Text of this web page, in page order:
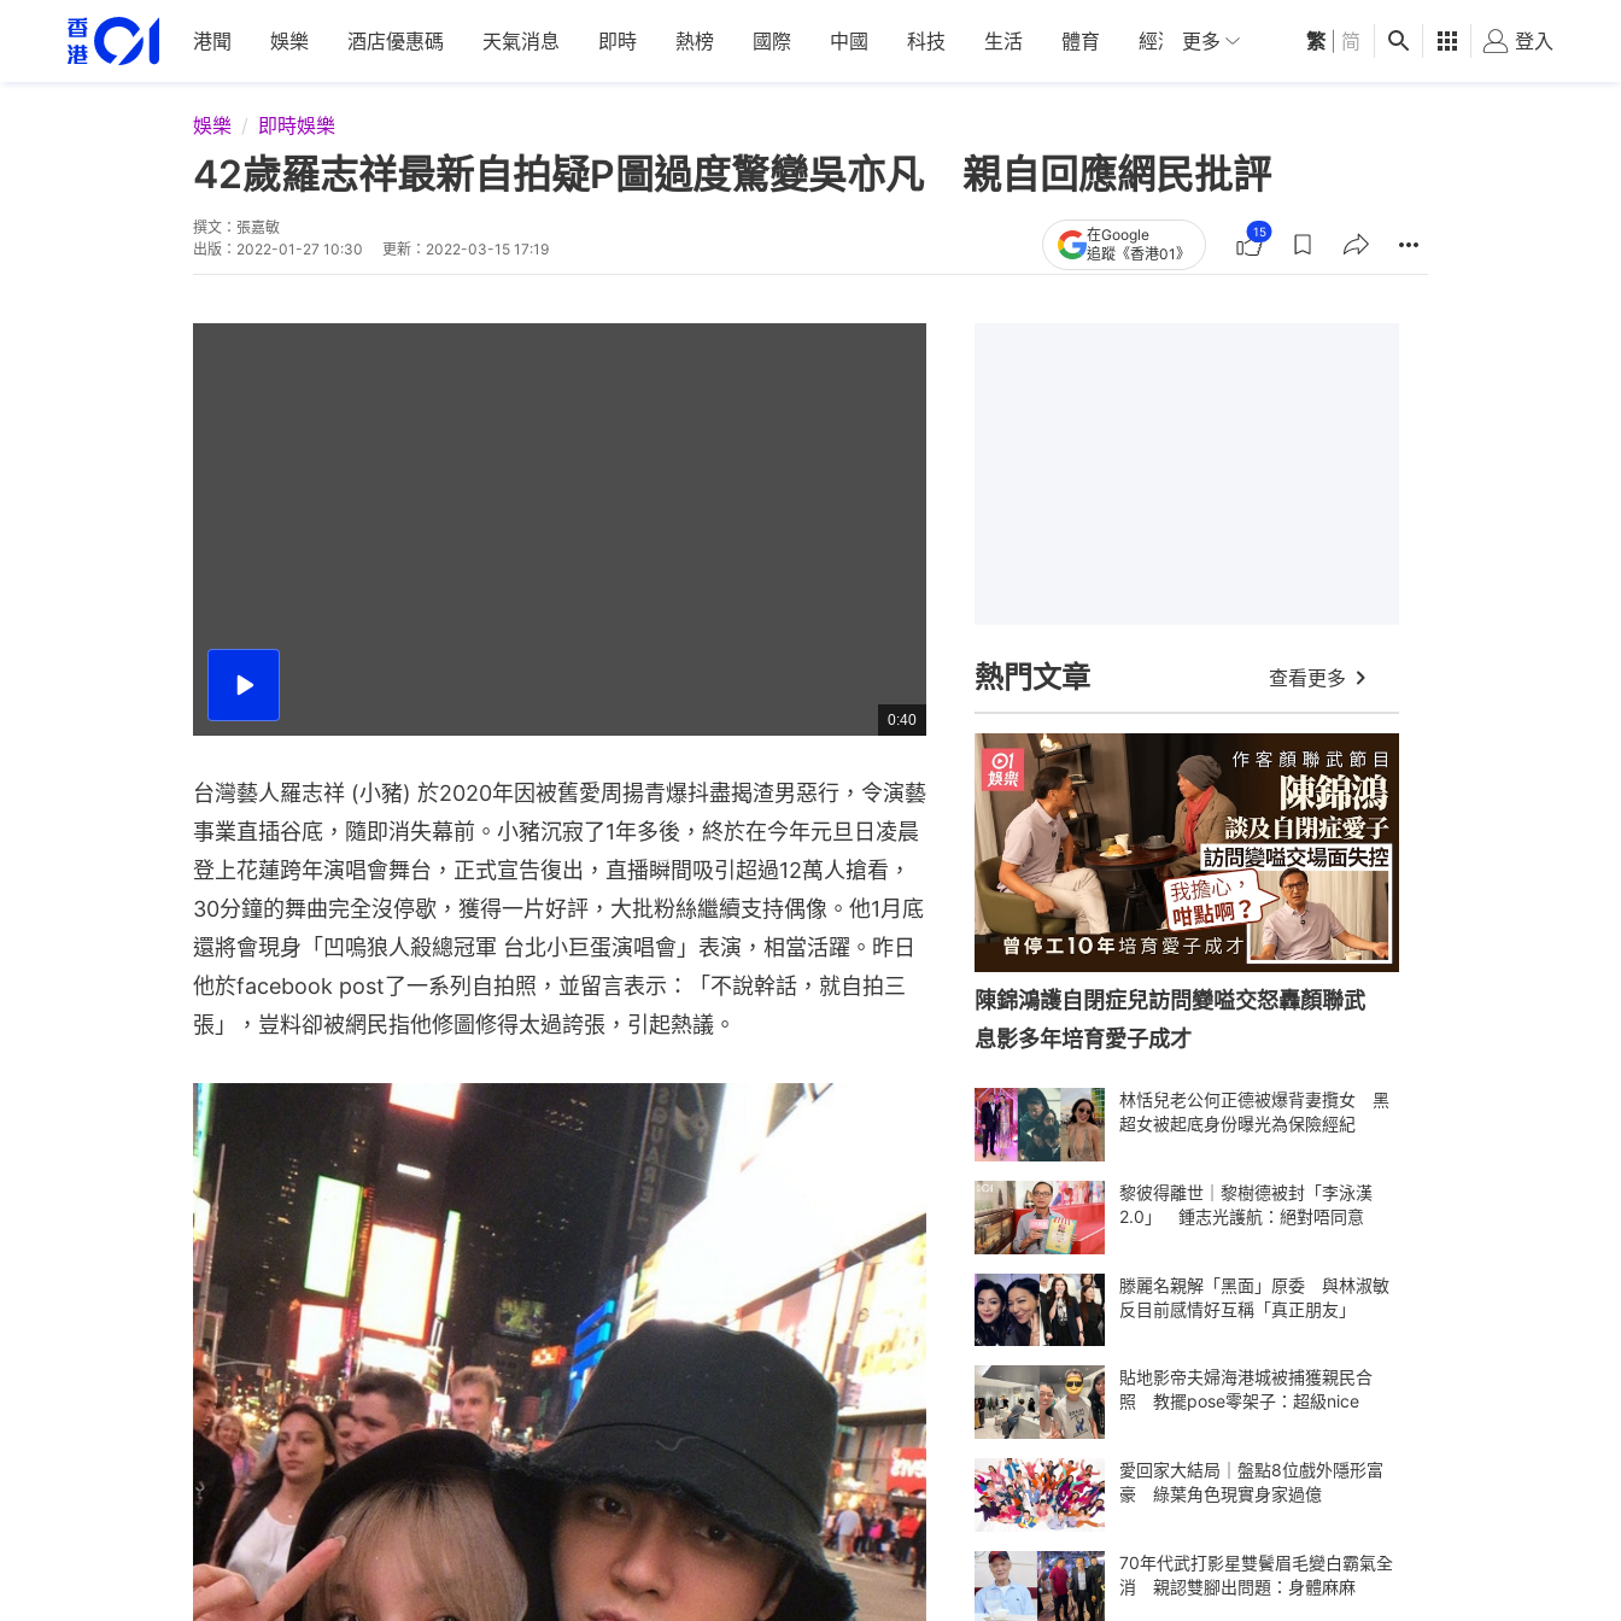
港聞 娛樂 酒店優惠碼 天氣消息 即時 熱榜 國際 中國 科技 生活 體育 經濟 01深圳 觀點 健康 好食玩飛
更多 繁 简 登入
娛樂 即時娛樂
42歲羅志祥最新自拍疑P圖過度驚變吳亦凡 親自回應網民批評
撰文： 張嘉敏
出版： 2022-01-27 10:30 更新： 2022-03-15 17:19
在Google
追蹤《香港01》
15
播
總
共
0:40
台灣藝人羅志祥 (小豬) 於2020年因被舊愛周揚青爆抖盡揭渣男惡行，令演藝
事業直插谷底，隨即消失幕前。小豬沉寂了1年多後，終於在今年元旦日凌晨
登上花蓮跨年演唱會舞台，正式宣告復出，直播瞬間吸引超過12萬人搶看，
30分鐘的舞曲完全沒停歇，獲得一片好評，大批粉絲繼續支持偶像。他1月底
還將會現身「凹嗚狼人殺總冠軍 台北小巨蛋演唱會」表演，相當活躍。昨日
他於facebook post了一系列自拍照，並留言表示：「不說幹話，就自拍三
張」，豈料卻被網民指他修圖修得太過誇張，引起熱議。
熱門文章 查看更多
陳錦鴻護自閉症兒訪問變嗌交怒轟顏聯武
息影多年培育愛子成才
林恬兒老公何正德被爆背妻攬女 黑
超女被起底身份曝光為保險經紀
黎彼得離世｜黎樹德被封「李泳漢
2.0」 鍾志光護航：絕對唔同意
滕麗名親解「黑面」原委 與林淑敏
反目前感情好互稱「真正朋友」
貼地影帝夫婦海港城被捕獲親民合
照 教擺pose零架子：超級nice
愛回家大結局｜盤點8位戲外隱形富
豪 綠葉角色現實身家過億
70年代武打影星雙鬢眉毛變白霸氣全
消 親認雙腳出問題：身體麻麻